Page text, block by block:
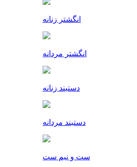
انگشتر زنانه
انگشتر مردانه
دستبند زنانه
دستبند مردانه
ست و نیم ست